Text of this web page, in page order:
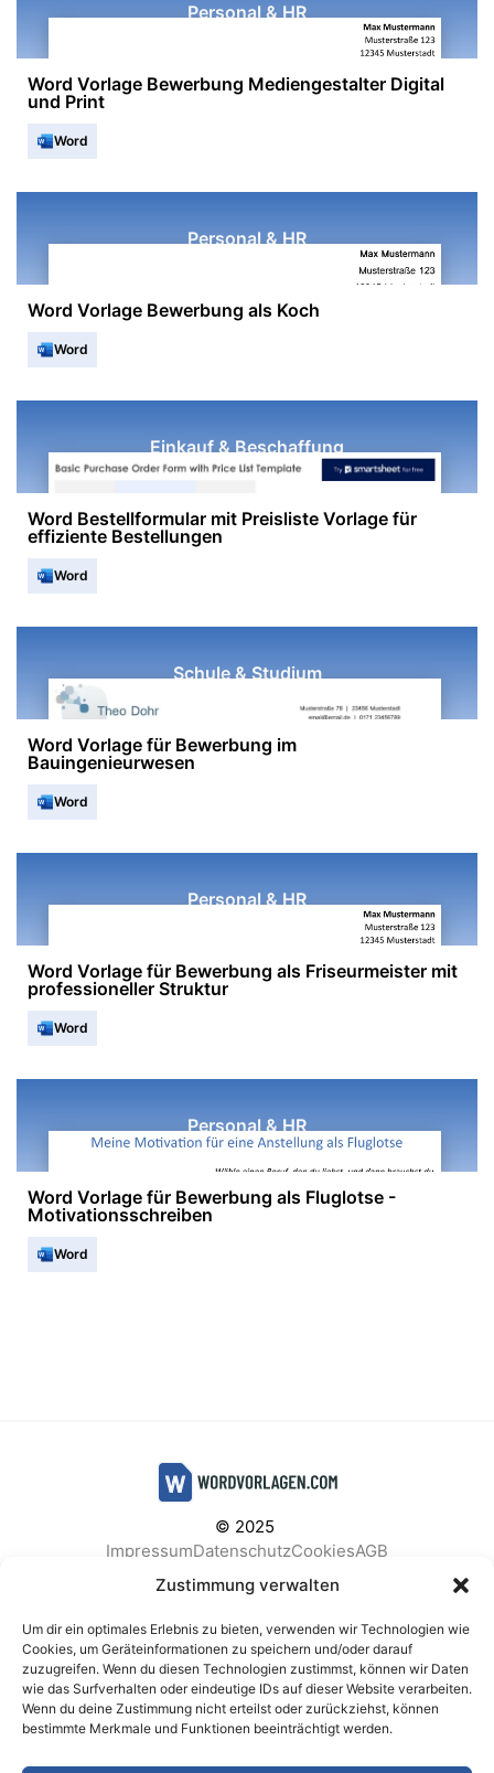
Zustimmung verwalten
Um dir ein optimales Erlebnis zu bieten, verwenden wir Technologien wie
Cookies, um Geräteinformationen zu speichern und/oder darauf
zuzugreifen. Wenn du diesen Technologien zustimmst, können wir Daten
wie das Surfverhalten oder eindeutige IDs auf dieser Website verarbeiten.
Wenn du deine Zustimmung nicht erteilst oder zurückziehst, können
bestimmte Merkmale und Funktionen beeinträchtigt werden.
Personal & HR
Word Vorlage Bewerbung Mediengestalter Digital
und Print
Word
Personal & HR
Word Vorlage Bewerbung als Koch
Word
Einkauf & Beschaffung
Word Bestellformular mit Preisliste Vorlage für
effiziente Bestellungen
Word
Schule & Studium
Word Vorlage für Bewerbung im
Bauingenieurwesen
Word
Personal & HR
Word Vorlage für Bewerbung als Friseurmeister mit
professioneller Struktur
Word
Personal & HR
Word Vorlage für Bewerbung als Fluglotse -
Motivationsschreiben
Word
© 2025
ImpressumDatenschutzCookiesAGB
Facebook
Instagram
BELIEBTE KATEGORIEN
Berichte & Analysen Business
Einkauf & Beschaffung